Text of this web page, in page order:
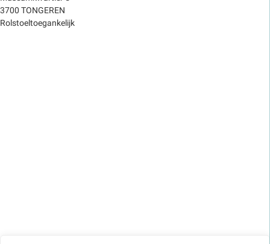
3700 TONGEREN
Rolstoeltoegankelijk